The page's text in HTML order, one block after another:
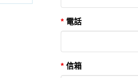
* 電話
* 信箱